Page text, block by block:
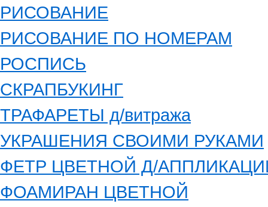
РИСОВАНИЕ
РИСОВАНИЕ ПО НОМЕРАМ
РОСПИСЬ
СКРАПБУКИНГ
ТРАФАРЕТЫ д/витража
УКРАШЕНИЯ СВОИМИ РУКАМИ
ФЕТР ЦВЕТНОЙ Д/
ФОАМИРАН ЦВЕТНОЙ